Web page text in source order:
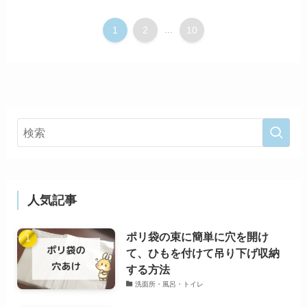
1 2 ... 10
人気記事
ポリ袋の束に簡単に穴を開け
て、ひもを付けて吊り下げ収納
する方法
洗面所・風呂・トイレ